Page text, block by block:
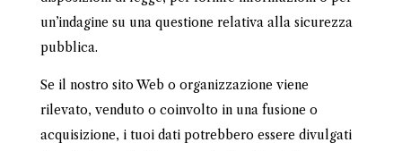
un’indagine su una questione relativa alla sicurezza
pubblica.
Se il nostro sito Web o organizzazione viene
rilevato, venduto o coinvolto in una fusione o
acquisizione, i tuoi dati potrebbero essere divulgati